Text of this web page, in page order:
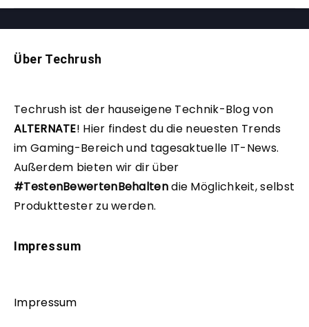
Über Techrush
Techrush ist der hauseigene Technik-Blog von
ALTERNATE! Hier findest du die neuesten Trends
im Gaming-Bereich und tagesaktuelle IT-News.
Außerdem bieten wir dir über
#TestenBewertenBehaltendie Möglichkeit, selbst
Produkttester zu werden.
Impressum
Impressum